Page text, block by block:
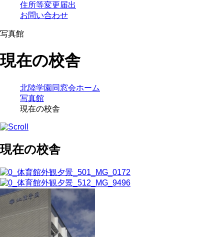
住所等変更届出
お問い合わせ
写真館
現在の校舎
北陸学園同窓会ホーム
写真館
現在の校舎
現在の校舎